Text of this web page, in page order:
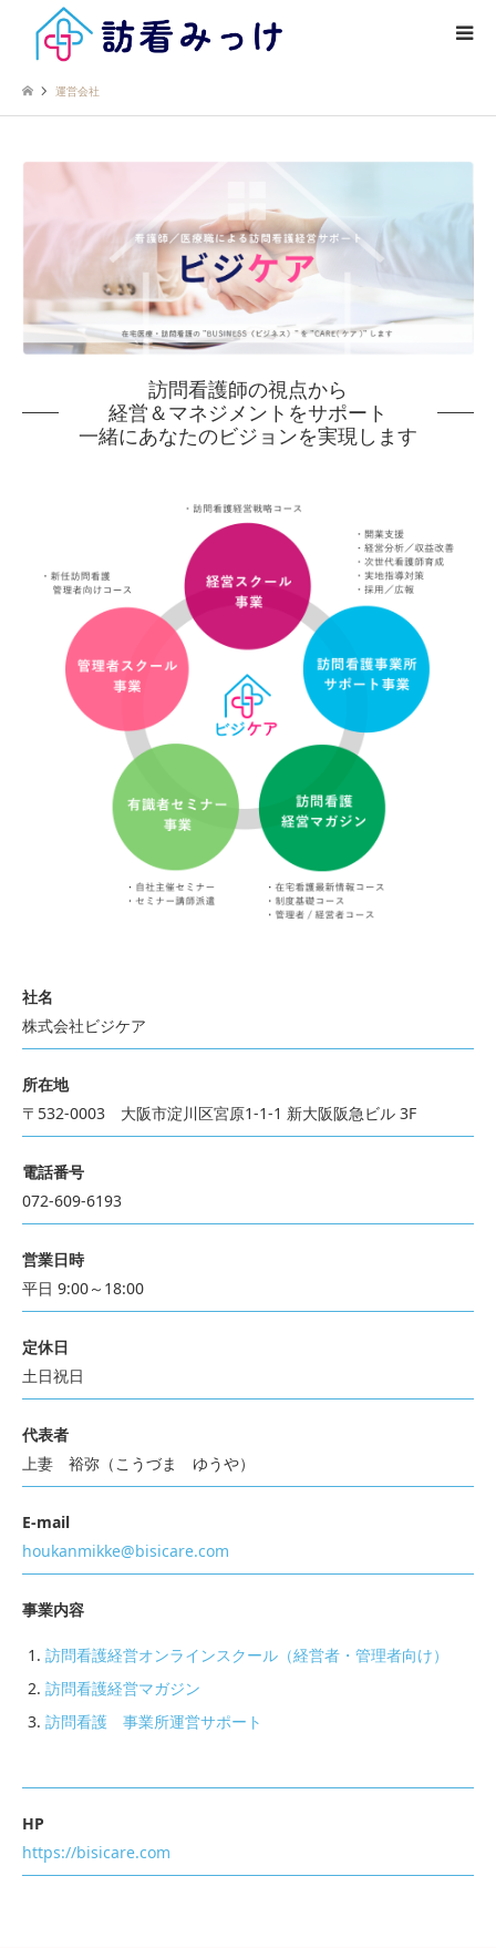
運営会社
訪問看護師の視点から
経営＆マネジメントをサポート
一緒にあなたのビジョンを実現します
社名
株式会社ビジケア
所在地
〒532-0003 大阪市淀川区宮原1-1-1 新大阪阪急ビル 3F
電話番号
072-609-6193
営業日時
平日 9:00～18:00
定休日
土日祝日
代表者
上妻 裕弥（こうづま ゆうや）
E-mail
houkanmikke@bisicare.com
事業内容
訪問看護経営オンラインスクール（経営者・管理者向け）
訪問看護経営マガジン
訪問看護 事業所運営サポート
HP
https://bisicare.com